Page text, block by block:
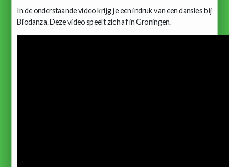
In de onderstaande video krijg je een indruk van een dansles bij
Biodanza. Deze video speelt zich af in Groningen.